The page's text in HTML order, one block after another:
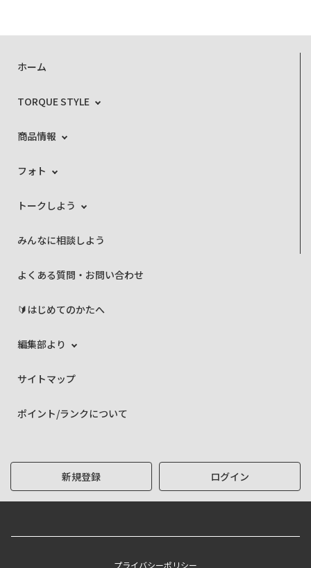
ホーム
TORQUE STYLE
商品情報
フォト
トークしよう
みんなに相談しよう
よくある質問・お問い合わせ
🔰はじめてのかたへ
編集部より
サイトマップ
ポイント/ランクについて
新規登録 ログイン
プライバシーポリシー